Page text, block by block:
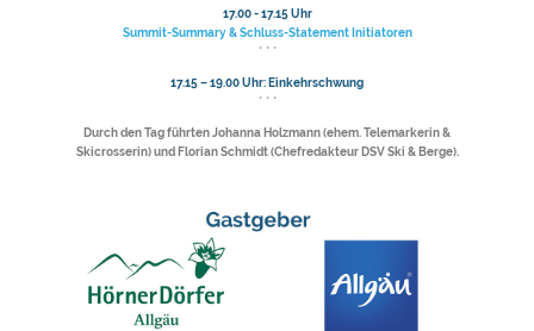
17.00 - 17.15 Uhr
Summit-Summary & Schluss-Statement Initiatoren
* * *
17.15 – 19.00 Uhr: Einkehrschwung
* * *
Durch den Tag führten Johanna Holzmann (ehem. Telemarkerin &
Skicrosserin) und Florian Schmidt (Chefredakteur DSV Ski & Berge).